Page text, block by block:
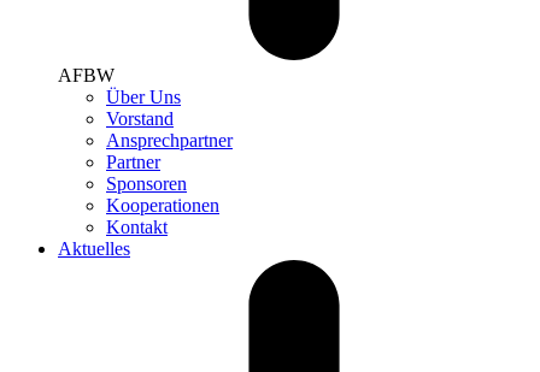
AFBW
Über Uns
Vorstand
Ansprechpartner
Partner
Sponsoren
Kooperationen
Kontakt
Aktuelles